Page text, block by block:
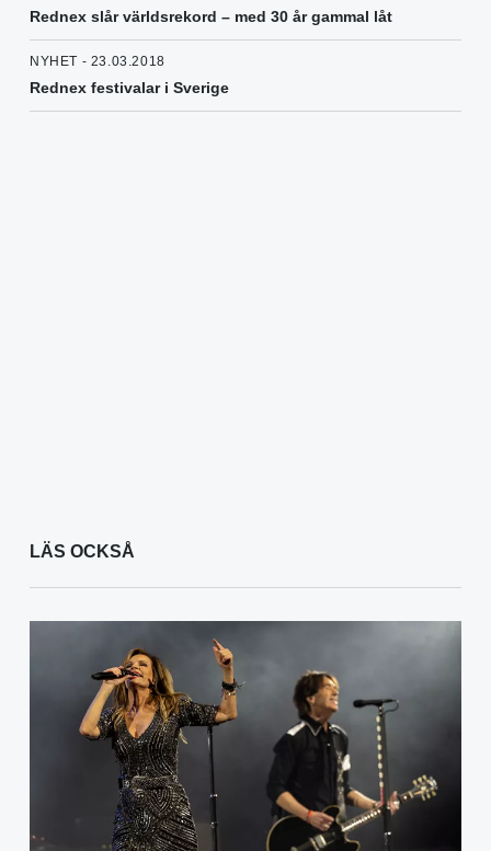
Rednex slår världsrekord – med 30 år gammal låt
NYHET - 23.03.2018
Rednex festivalar i Sverige
LÄS OCKSÅ